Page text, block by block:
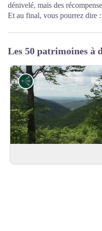
dénivelé, mais des
Et au final, vous pourrez dire
Les 50 patrimoines à
Point de vue